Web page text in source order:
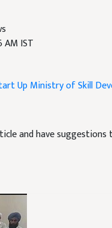
AM IST
UpMinistry of Skill
and have